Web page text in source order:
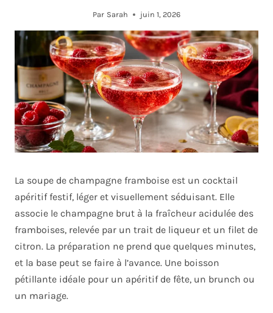
Par Sarah juin 1, 2026
La soupe de champagne framboise est un cocktail
apéritif festif, léger et visuellement séduisant. Elle
associe le champagne brut à la fraîcheur acidulée des
framboises, relevée par un trait de liqueur et un filet de
citron. La préparation ne prend que quelques minutes,
et la base peut se faire à l’avance. Une boisson
pétillante idéale pour un apéritif de fête, un brunch ou
un mariage.